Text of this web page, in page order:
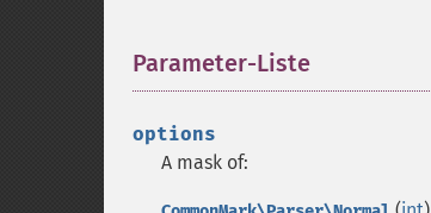
Parameter-Liste
options
A mask of: